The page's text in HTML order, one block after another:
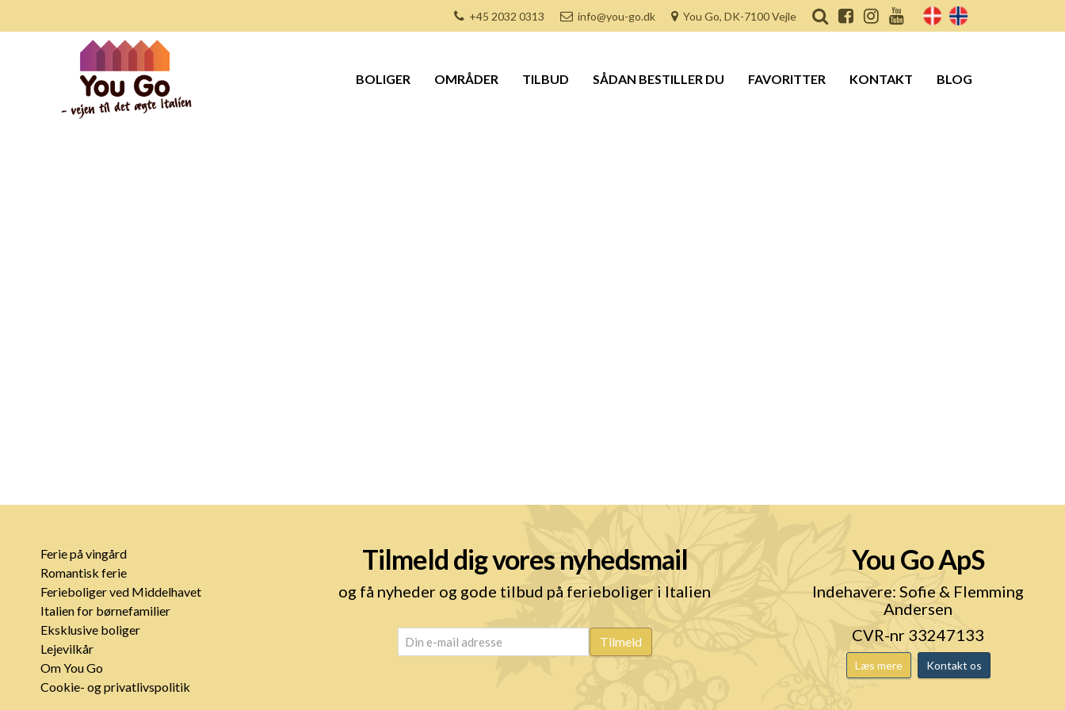
+45 2032 0313 info@you-go.dk You Go, DK-7100 Vejle
BOLIGER OMRÅDER TILBUD SÅDAN BESTILLER DU FAVORITTER KONTAKT BLOG
Ferie på vingård
Romantisk ferie
Ferieboliger ved Middelhavet
Italien for børnefamilier
Eksklusive boliger
Lejevilkår
Om You Go
Cookie- og privatlivspolitik
Tilmeld dig vores nyhedsmail
og få nyheder og gode tilbud på ferieboliger i Italien
email (Påkrævet) Tilmeld
You Go ApS
Indehavere: Sofie & Flemming
Andersen
CVR-nr 33247133
Læs mere Kontakt os